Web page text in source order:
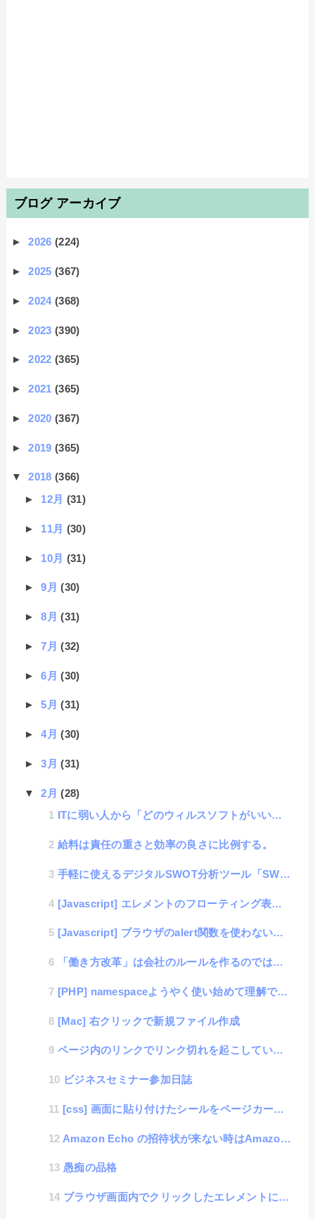
ブログ アーカイブ
►2026(224)
►2025(367)
►2024(368)
►2023(390)
►2022(365)
►2021(365)
►2020(367)
►2019(365)
▼2018(366)
► 12月 (31)
► 11月 (30)
► 10月 (31)
►9月(30)
►8月(31)
►7月(32)
►6月(30)
►5月(31)
►4月(30)
►3月(31)
▼2月(28)
ITに弱い人から「どのウィルスソフトがいいか？」と聞かれたらどうすればいいか。
給料は責任の重さと効率の良さに比例する。
手軽に使えるデジタルSWOT分析ツール「SWOT analysis」を1日で作成
[Javascript] エレメントのフローティング表示で画面中央に表示するスニペット
[Javascript] ブラウザのalert関数を使わないダイアログ機能
「働き方改革」は会社のルールを作るのではなく、会社の改革をする為の施策
[PHP] namespaceようやく使い始めて理解できた
[Mac] 右クリックで新規ファイル作成
ページ内のリンクでリンク切れを起こしているエレメントを自動判別するスニペット
ビジネスセミナー参加日誌
[css] 画面に貼り付けたシールをページカールさせるアクション
Amazon Echo の招待状が来ない時はAmazonMusicを聞けばいいという仮説
愚痴の品格
ブラウザ画面内でクリックしたエレメントにフォーカスするスニペット